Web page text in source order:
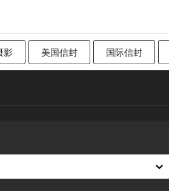
影 美国信封 国际信封